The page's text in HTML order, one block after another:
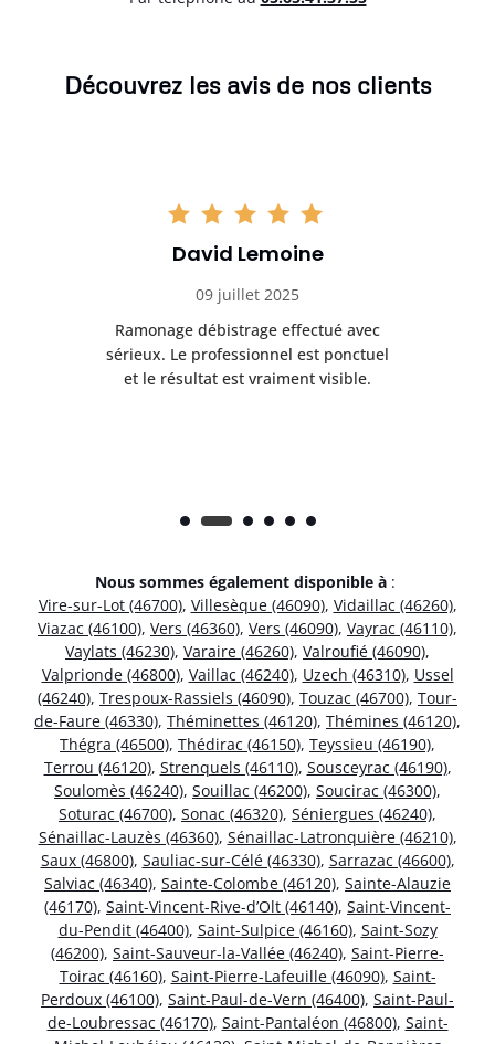
Découvrez les avis de nos clients
David Lemoine
09 juillet 2025
Ramonage débistrage effectué avec
sérieux. Le professionnel est ponctuel
et le résultat est vraiment visible.
Nous sommes également disponible à :
Vire-sur-Lot (46700), Villesèque (46090), Vidaillac (46260),
Viazac (46100), Vers (46360), Vers (46090), Vayrac (46110),
Vaylats (46230), Varaire (46260), Valroufié (46090),
Valprionde (46800), Vaillac (46240), Uzech (46310), Ussel
(46240), Trespoux-Rassiels (46090), Touzac (46700), Tour-
de-Faure (46330), Théminettes (46120), Thémines (46120),
Thégra (46500), Thédirac (46150), Teyssieu (46190),
Terrou (46120), Strenquels (46110), Sousceyrac (46190),
Soulomès (46240), Souillac (46200), Soucirac (46300),
Soturac (46700), Sonac (46320), Séniergues (46240),
Sénaillac-Lauzès (46360), Sénaillac-Latronquière (46210),
Saux (46800), Sauliac-sur-Célé (46330), Sarrazac (46600),
Salviac (46340), Sainte-Colombe (46120), Sainte-Alauzie
(46170), Saint-Vincent-Rive-d’Olt (46140), Saint-Vincent-
du-Pendit (46400), Saint-Sulpice (46160), Saint-Sozy
(46200), Saint-Sauveur-la-Vallée (46240), Saint-Pierre-
Toirac (46160), Saint-Pierre-Lafeuille (46090), Saint-
Perdoux (46100), Saint-Paul-de-Vern (46400), Saint-Paul-
de-Loubressac (46170), Saint-Pantaléon (46800), Saint-